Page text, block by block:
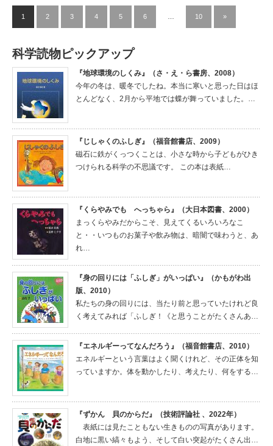
1 2 3 4 5 6 10 »
科学読物ピックアップ
『地球環境のしくみ』（さ・え・ら書房、2008）
今年の冬は、暖冬でしたね。本当に寒いと思った日はほ
とんどなく、2月から平地では蝶が舞っていました。…
『じしゃくのふしぎ』（福音館書店、2009）
磁石に鉄がくっつくことは、小さな時から子どもがひき
つけられる科学の不思議です。 この本は表紙…
『くらやみでも へっちゃら』（大日本図書、2000）
まっくらやみだからこそ、見えてくるいろいろなこ
と・・いつものお菓子や飲み物は、暗闇で味わうと、あ
れ…
『身の回りには「ふしぎ」がいっぱい』（かもがわ出
版、2010）
私たちの身の回りには、当たり前と思っていたけれど良
く考えてみれば「ふしぎ！《と思うことがたくさんあ…
『エネルギーってなんだろう』（福音館書店、2010）
エネルギーという言葉はよく聞くけれど、その正体を知
っていますか。体を動かしたり、考えたり、何をする…
『ずかん 貝のからだ』（技術評論社 、2022年）
表紙には見たこともない生きものの写真があります。
白地に黒い縞々もよう、そして白い突起がたくさん出…